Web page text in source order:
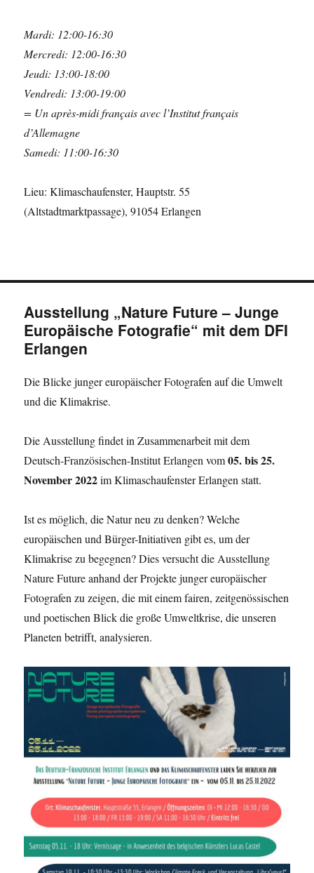
Mardi: 12:00-16:30
Mercredi: 12:00-16:30
Jeudi: 13:00-18:00
Vendredi: 13:00-19:00
= Un après-midi français avec l’Institut français
d’Allemagne
Samedi: 11:00-16:30
Lieu: Klimaschaufenster, Hauptstr. 55
(Altstadtmarktpassage), 91054 Erlangen
Ausstellung „Nature Future – Junge
Europäische Fotografie“ mit dem DFI
Erlangen
Die Blicke junger europäischer Fotografen auf die Umwelt
und die Klimakrise.
Die Ausstellung findet in Zusammenarbeit mit dem
Deutsch-Französischen-Institut Erlangen vom05. bis 25.
November 2022im Klimaschaufenster Erlangen statt.
Ist es möglich, die Natur neu zu denken? Welche
europäischen und Bürger-Initiativen gibt es, um der
Klimakrise zu begegnen? Dies versucht die Ausstellung
Nature Future anhand der Projekte junger europäischer
Fotografen zu zeigen, die mit einem fairen, zeitgenössischen
und poetischen Blick die große Umweltkrise, die unseren
Planeten betrifft, analysieren.